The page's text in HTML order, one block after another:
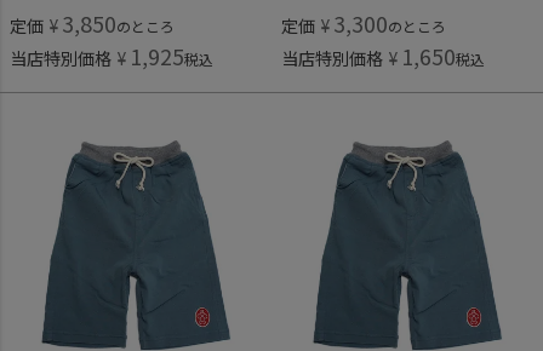
定価 ¥ 3,850のところ
当店特別価格 ¥ 1,925税込
定価 ¥ 3,300のところ
当店特別価格 ¥ 1,650税込